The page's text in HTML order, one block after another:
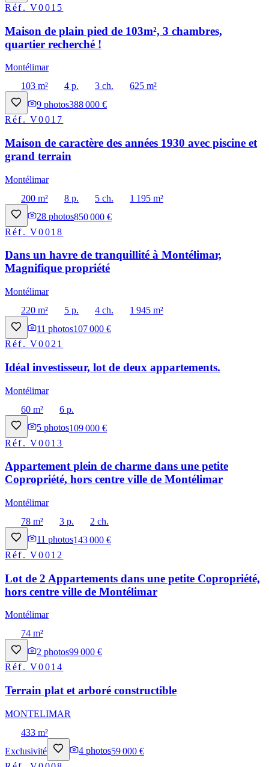
Réf.V0015
Maison de plain pied de 103m², 3 chambres,
quartier recherché !
Montélimar
103 m²
4 p. 3 ch.
625 m²
9 photos388 000 €
Réf.V0017
Maison de caractère des années 1930 avec piscine et
grand terrain
Montélimar
200 m²
8 p. 5 ch.
1 195 m²
28 photos850 000 €
Réf.V0018
Dans un havre de tranquillité à Montélimar,
Magnifique propriété
Montélimar
220 m²
5 p. 4 ch.
1 945 m²
11 photos107 000 €
Réf.V0021
Idéal investisseur, lot de deux appartements.
Montélimar
60 m²
6 p.
5 photos109 000 €
Réf.V0013
Appartement plein de charme dans une petite
Copropriété, hors centre ville de Montélimar
Montélimar
78 m²
3 p.
2 ch.
11 photos143 000 €
Réf.V0012
Lot de 2 Appartements dans une petite Copropriété,
hors centre ville de Montélimar
Montélimar
74 m²
2 photos99 000 €
Réf.V0014
Terrain plat et arboré constructible
MONTELIMAR
433 m²
Exclusivité
4 photos59 000 €